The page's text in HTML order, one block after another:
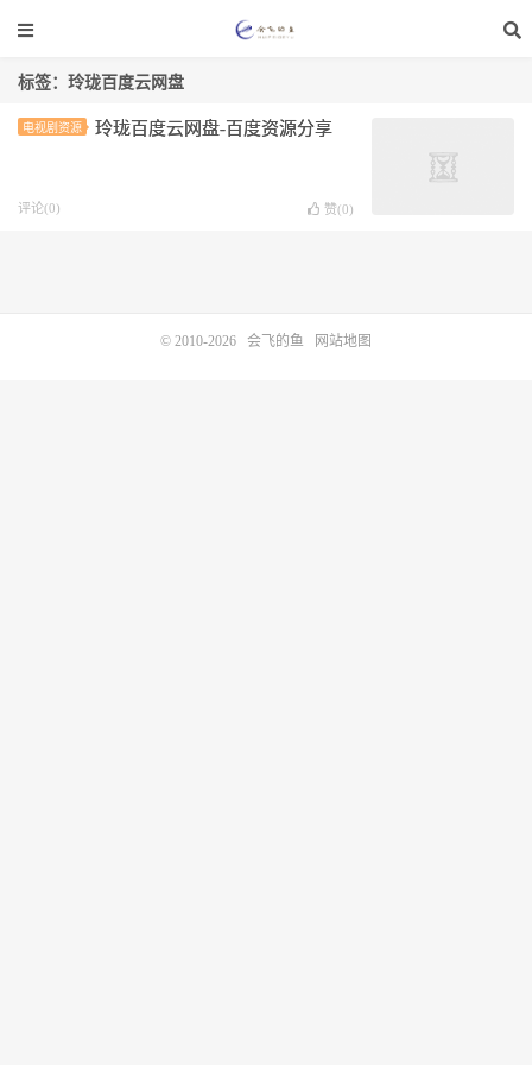
标签：玲珑百度云网盘
电视剧资源 玲珑百度云网盘-百度资源分享
评论(0) 赞(0)
© 2010-2026 会飞的鱼 网站地图